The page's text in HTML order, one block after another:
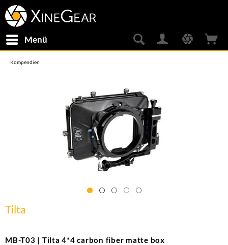
Menü
Kompendien
Tilta
MB-T03 | Tilta 4*4 carbon fiber matte box